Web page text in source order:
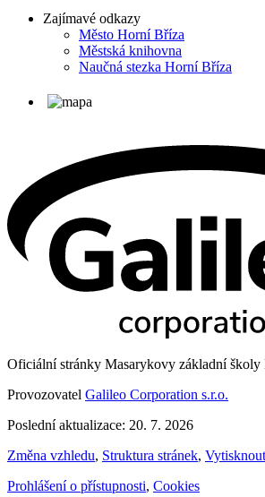
Zajímavé odkazy
Město Horní Bříza
Městská knihovna
Naučná stezka Horní Bříza
Oficiální stránky Masarykovy základní
Provozovatel Galileo Corporation s.r.o.
Poslední aktualizace: 20. 7. 2026
Změna vzhledu, Struktura stránek, Vytisknout
Prohlášení o přístupnosti, Cookies